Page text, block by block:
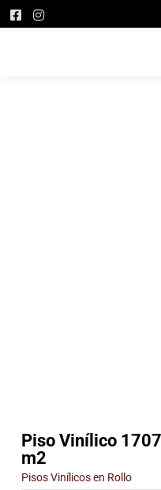
Piso Vinílico
m2
Pisos Vinílicos en Rollo